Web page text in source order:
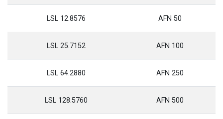
50 AFN
12.8576 LSL
100 AFN
25.7152 LSL
250 AFN
64.2880 LSL
500 AFN
128.5760 LSL